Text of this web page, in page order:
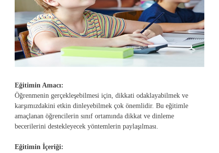
Eğitimin Amacı:
Öğrenmenin gerçekleşebilmesi için, dikkati odaklayabilmek ve
karşımızdakini etkin dinleyebilmek çok önemlidir. Bu eğitimle
amaçlanan öğrencilerin sınıf ortamında dikkat ve dinleme
becerilerini destekleyecek yöntemlerin paylaşılması.
Eğitimin İçeriği: